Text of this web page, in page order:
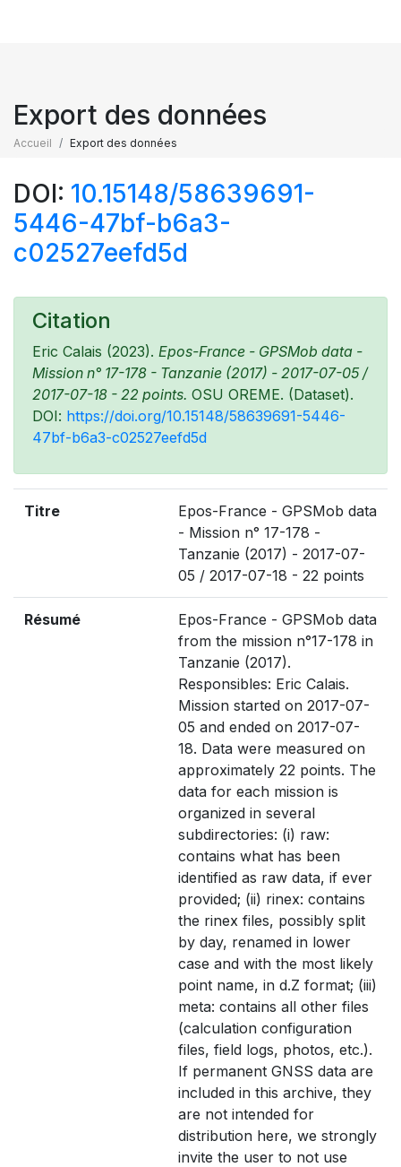
Export des données
Accueil Export des données
DOI: 10.15148/58639691-
5446-47bf-b6a3-
c02527eefd5d
Citation
Eric Calais (2023). Epos-France - GPSMob data -
Mission n° 17-178 - Tanzanie (2017) - 2017-07-05 /
2017-07-18 - 22 points. OSU OREME. (Dataset).
DOI: https://doi.org/10.15148/58639691-5446-
47bf-b6a3-c02527eefd5d
Titre
Epos-France - GPSMob data
- Mission n° 17-178 -
Tanzanie (2017) - 2017-07-
05 / 2017-07-18 - 22 points
Résumé
Epos-France - GPSMob data
from the mission n°17-178 in
Tanzanie (2017).
Responsibles: Eric Calais.
Mission started on 2017-07-
05 and ended on 2017-07-
18. Data were measured on
approximately 22 points. The
data for each mission is
organized in several
subdirectories: (i) raw:
contains what has been
identified as raw data, if ever
provided; (ii) rinex: contains
the rinex files, possibly split
by day, renamed in lower
case and with the most likely
point name, in d.Z format; (iii)
meta: contains all other files
(calculation configuration
files, field logs, photos, etc.).
If permanent GNSS data are
included in this archive, they
are not intended for
distribution here, we strongly
invite the user to not use